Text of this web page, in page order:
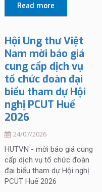
Read more
Hội Ung thư Việt
Nam mời báo giá
cung cấp dịch vụ
tổ chức đoàn đại
biểu tham dự Hội
nghị PCUT Huế
2026
24/07/2026
HUTVN - mời báo giá cung
cấp dịch vụ tổ chức đoàn
đại biểu tham dự Hội nghị
PCUT Huế 2026